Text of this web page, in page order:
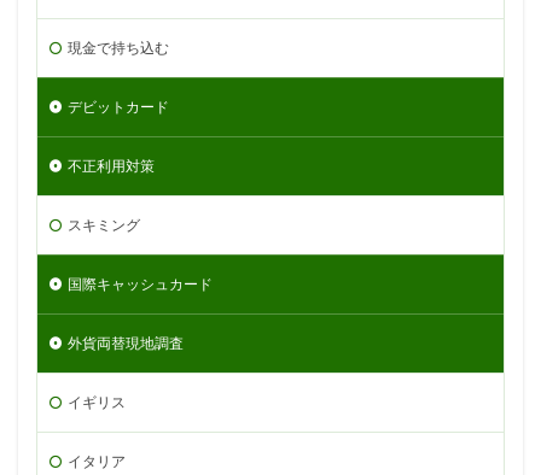
現金で持ち込む
デビットカード
不正利用対策
スキミング
国際キャッシュカード
外貨両替現地調査
イギリス
イタリア